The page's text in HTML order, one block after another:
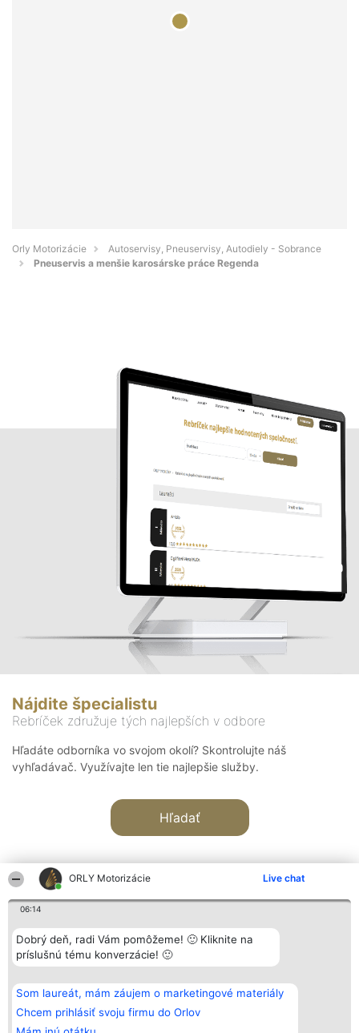
ORLY Motorizácie Live chat
06:14
Dobrý deň, radi Vám pomôžeme! 🙂 Kliknite na
príslušnú tému konverzácie! 🙂
Som laureát, mám záujem o marketingové materiály
Chcem prihlásiť svoju firmu do Orlov
Orly Motorizácie
Autoservisy, Pneuservisy, Autodiely - Sobrance
Pneuservis a menšie karosárske práce Regenda
Nájdite špecialistu
Rebríček združuje tých najlepších v odbore
Hľadáte odborníka vo svojom okolí? Skontrolujte náš
vyhľadávač. Využívajte len tie najlepšie služby.
Hľadať
Organizátor hodnotenia
Bright Side Solutions sp. z o.
o. sp. k.
Wrocław 50-079
KRS 0000749100 | Regon
381313360 | NIP 8943132676
+48 508 492 400
Hodnotenie
Laureáti
Lista
Laureatów
Podmienky
Obchodné
podmienky
Kontakt
Kontakt